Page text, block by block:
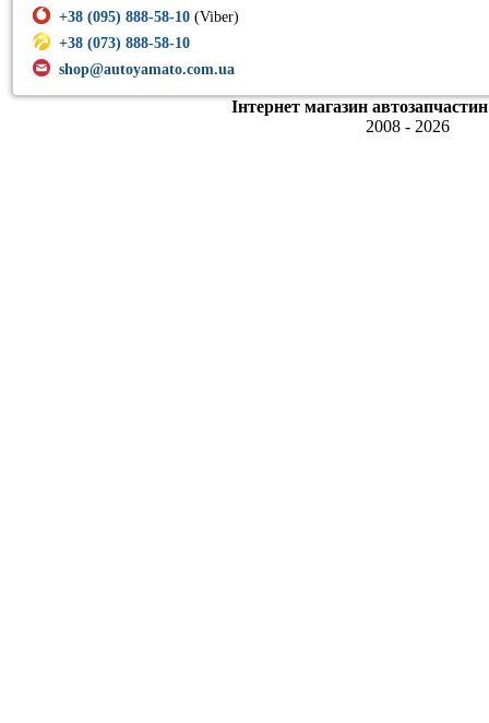
+38 (095) 888-58-10 (Viber)
+38 (073) 888-58-10
shop@autoyamato.com.ua
Інтернет магазин
2008 - 2026